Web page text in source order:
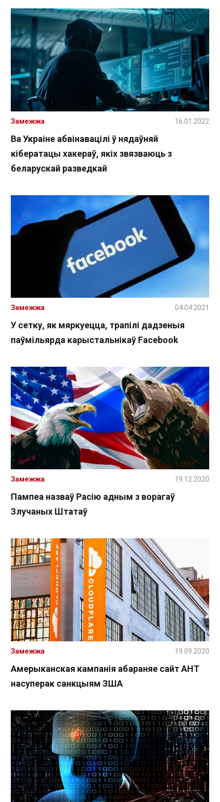
Ва Украіне абвінавацілі ў нядаўняй
кібератацы хакераў, якіх звязваюць з
беларускай разведкай
Замежжа 16.01.2022
У сетку, як мяркуецца, трапілі дадзеныя
паўмільярда карыстальнікаў Facebook
Замежжа 04.04.2021
Пампеа назваў Расію адным з ворагаў
Злучаных Штатаў
Замежжа 19.12.2020
Амерыканская кампанія абараняе сайт АНТ
насуперак санкцыям ЗША
Замежжа 19.09.2020